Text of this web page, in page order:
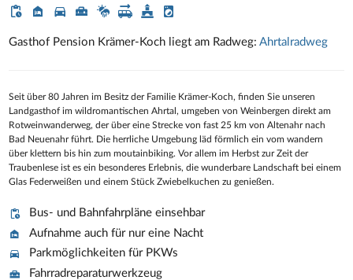
Gasthof Pension Krämer-Koch liegt am Radweg:Ahrtalradweg
Seit über 80 Jahren im Besitz der Familie Krämer-Koch, finden Sie unseren
Landgasthof im wildromantischen Ahrtal, umgeben von Weinbergen direkt am
Rotweinwanderweg, der über eine Strecke von fast 25 km von Altenahr nach
Bad Neuenahr führt. Die herrliche Umgebung läd förmlich ein vom wandern
über klettern bis hin zum moutainbiking. Vor allem im Herbst zur Zeit der
Traubenlese ist es ein besonderes Erlebnis, die wunderbare Landschaft bei einem
Glas Federweißen und einem Stück Zwiebelkuchen zu genießen.
Bus- und Bahnfahrpläne einsehbar
Aufnahme auch für nur eine Nacht
Parkmöglichkeiten für PKWs
Fahrradreparaturwerkzeug